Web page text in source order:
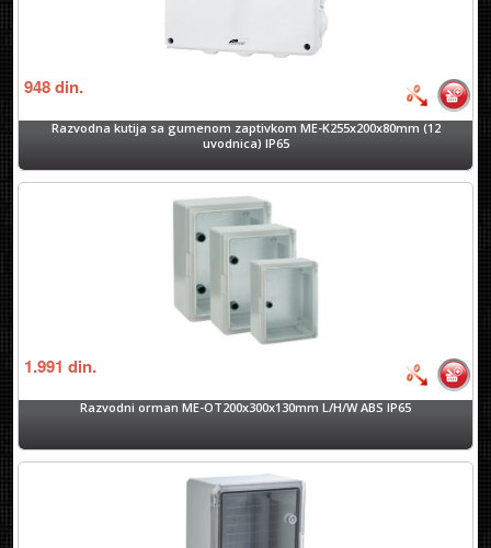
948din.
Razvodna kutija sa gumenom zaptivkom ME-K255x200x80mm (12
uvodnica) IP65
1.991din.
Razvodni orman ME-OT200x300x130mm L/H/W ABS IP65